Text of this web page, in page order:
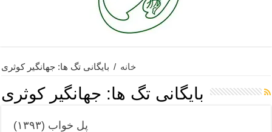
خانه / بایگانی تگ ها: جهانگیر کوثری
بایگانی تگ ها: جهانگیر کوثری
پل خواب (۱۳۹۳)